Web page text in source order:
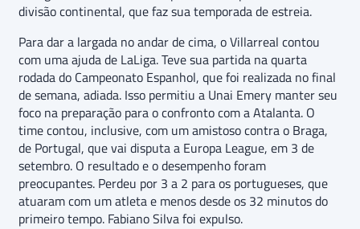
divisão continental, que faz sua temporada de estreia.
Para dar a largada no andar de cima, o Villarreal contou
com uma ajuda de LaLiga. Teve sua partida na quarta
rodada do Campeonato Espanhol, que foi realizada no final
de semana, adiada. Isso permitiu a Unai Emery manter seu
foco na preparação para o confronto com a Atalanta. O
time contou, inclusive, com um amistoso contra o Braga,
de Portugal, que vai disputa a Europa League, em 3 de
setembro. O resultado e o desempenho foram
preocupantes. Perdeu por 3 a 2 para os portugueses, que
atuaram com um atleta e menos desde os 32 minutos do
primeiro tempo. Fabiano Silva foi expulso.